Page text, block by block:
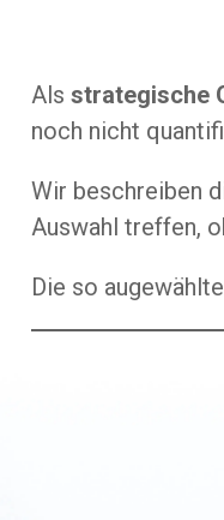
Als strategische
noch nicht
Wir beschreiben
Auswahl treffen,
Die so